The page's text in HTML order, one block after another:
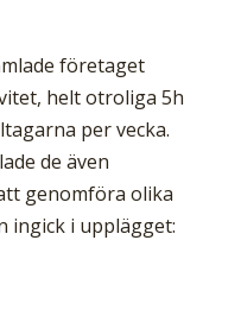
företaget
helt otroliga 5h
per vecka.
de även
genomföra olika
ingick i upplägget: